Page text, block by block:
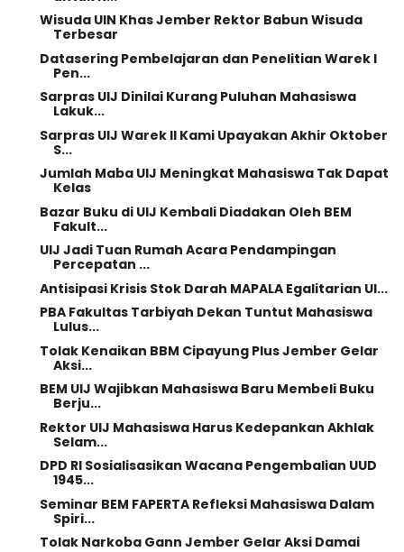
Wisuda UIN Khas Jember Rektor Babun Wisuda
Terbesar
Datasering Pembelajaran dan Penelitian Warek I
Pen...
Sarpras UIJ Dinilai Kurang Puluhan Mahasiswa
Lakuk...
Sarpras UIJ Warek II Kami Upayakan Akhir Oktober
S...
Jumlah Maba UIJ Meningkat Mahasiswa Tak Dapat
Kelas
Bazar Buku di UIJ Kembali Diadakan Oleh BEM
Fakult...
UIJ Jadi Tuan Rumah Acara Pendampingan
Percepatan ...
Antisipasi Krisis Stok Darah MAPALA Egalitarian UI...
PBA Fakultas Tarbiyah Dekan Tuntut Mahasiswa
Lulus...
Tolak Kenaikan BBM Cipayung Plus Jember Gelar
Aksi...
BEM UIJ Wajibkan Mahasiswa Baru Membeli Buku
Berju...
Rektor UIJ Mahasiswa Harus Kedepankan Akhlak
Selam...
DPD RI Sosialisasikan Wacana Pengembalian UUD
1945...
Seminar BEM FAPERTA Refleksi Mahasiswa Dalam
Spiri...
Tolak Narkoba Gann Jember Gelar Aksi Damai